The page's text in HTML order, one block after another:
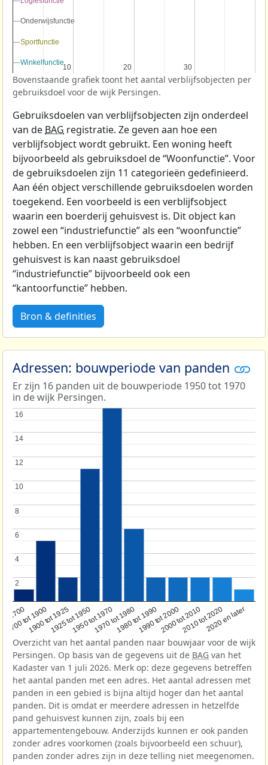
10
10 20
20 30
30
Onderwijsfunctie
Onderwijsfunctie
Sportfunctie
Sportfunctie
Winkelfunctie
Winkelfunctie
Bovenstaande grafiek toont het aantal verblijfsobjecten per
gebruiksdoel voor de wijk Persingen.
Gebruiksdoelen van verblijfsobjecten zijn onderdeel
van de BAG registratie. Ze geven aan hoe een
verblijfsobject wordt gebruikt. Een woning heeft
bijvoorbeeld als gebruiksdoel de “Woonfunctie”. Voor
de gebruiksdoelen zijn 11 categorieën gedefinieerd.
Aan één object verschillende gebruiksdoelen worden
toegekend. Een voorbeeld is een verblijfsobject
waarin een boerderij gehuisvest is. Dit object kan
zowel een “industriefunctie” als een “woonfunctie”
hebben. En een verblijfsobject waarin een bedrijf
gehuisvest is kan naast gebruiksdoel
“industriefunctie” bijvoorbeeld ook een
“kantoorfunctie” hebben.
Bron & definities
Adressen: bouwperiode van panden
Er zijn 16 panden uit de bouwperiode 1950 tot 1970
in de wijk Persingen.
1700
1700 tot 1900
1900 tot 19251925 tot 19501950 tot 19701970 tot 19801980 tot 19901990 tot 20002000 tot 20102010 tot 20202020 en later
2
2
4
4
6
6
8
8
10
10
12
12
14
14
16
16
Overzicht van het aantal panden naar bouwjaar voor de wijk
Persingen. Op basis van de gegevens uit de BAG van het
Kadaster van 1 juli 2026. Merk op: deze gegevens betreffen
het aantal panden met een adres. Het aantal adressen met
panden in een gebied is bijna altijd hoger dan het aantal
panden. Dit is omdat er meerdere adressen in hetzelfde
pand gehuisvest kunnen zijn, zoals bij een
appartementengebouw. Anderzijds kunnen er ook panden
zonder adres voorkomen (zoals bijvoorbeeld een schuur),
panden zonder adres zijn in deze telling niet meegenomen.